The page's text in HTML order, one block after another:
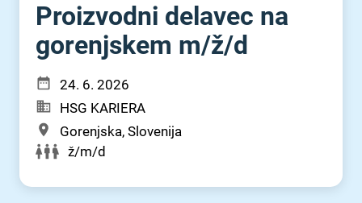
Proizvodni delavec na
gorenjskem m⁠/⁠ž⁠/⁠d
24. 6. 2026
HSG KARIERA
Gorenjska, Slovenija
ž/m/d